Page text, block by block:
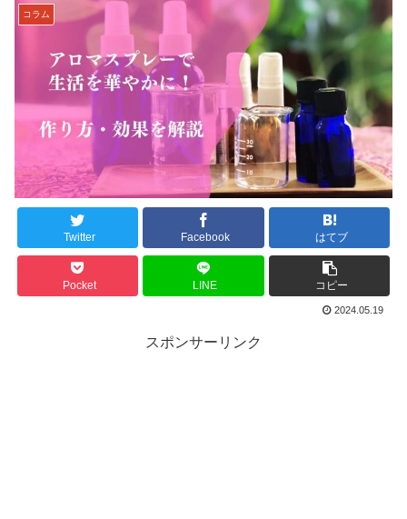
コラム
Twitter Facebook はてブ
Pocket LINE コピー
2024.05.19
スポンサーリンク